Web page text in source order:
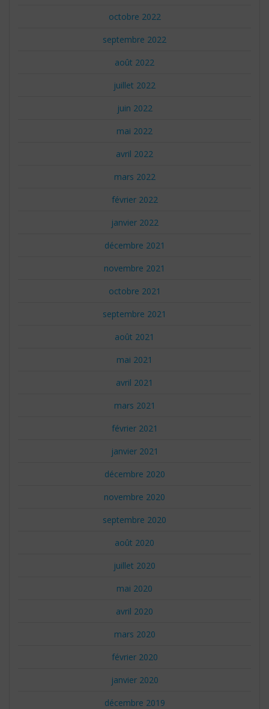
octobre 2022
septembre 2022
août 2022
juillet 2022
juin 2022
mai 2022
avril 2022
mars 2022
février 2022
janvier 2022
décembre 2021
novembre 2021
octobre 2021
septembre 2021
août 2021
mai 2021
avril 2021
mars 2021
février 2021
janvier 2021
décembre 2020
novembre 2020
septembre 2020
août 2020
juillet 2020
mai 2020
avril 2020
mars 2020
février 2020
janvier 2020
décembre 2019